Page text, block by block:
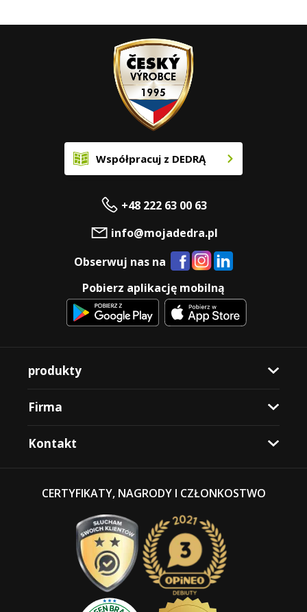
Współpracuj z DEDRĄ
+48 222 63 00 63
info@mojadedra.pl
Obserwuj nas na
Pobierz aplikację mobilną
produkty
Firma
Kontakt
CERTYFIKATY, NAGRODY I CZŁONKOSTWO